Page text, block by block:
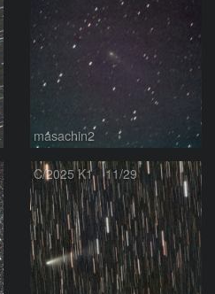
masachin2
C/2025 K1 11/29